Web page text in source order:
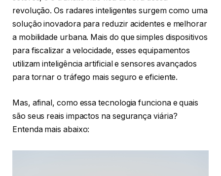
revolução. Os radares inteligentes surgem como uma
solução inovadora para reduzir acidentes e melhorar
a mobilidade urbana. Mais do que simples dispositivos
para fiscalizar a velocidade, esses equipamentos
utilizam inteligência artificial e sensores avançados
para tornar o tráfego mais seguro e eficiente.
Mas, afinal, como essa tecnologia funciona e quais
são seus reais impactos na segurança viária?
Entenda mais abaixo: